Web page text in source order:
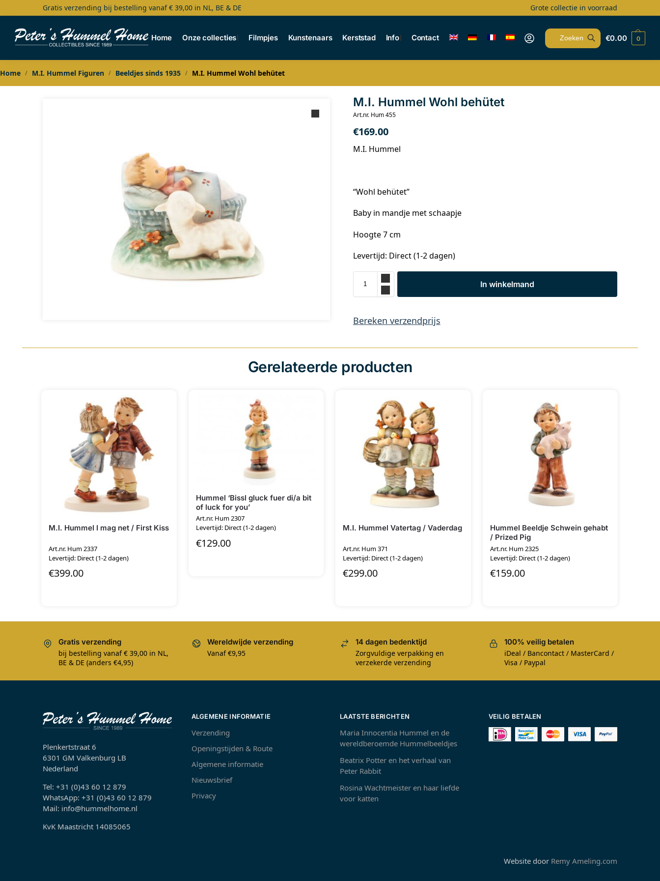
Gratis verzending bij bestelling vanaf € 39,00 in NL, BE & DE Grote collectie in voorraad
Home Onze collecties Filmpjes Kunstenaars Kerststad Info Contact
Search
€0.00 0
Home / M.I. Hummel Figuren / Beeldjes sinds 1935 / M.I. Hummel Wohl behütet
M.I. Hummel Wohl behütet
Art.nr. Hum 455
€169.00
M.I. Hummel
“Wohl behütet”
Baby in mandje met schaapje
Hoogte 7 cm
Levertijd: Direct (1-2 dagen)
In winkelmand
Bereken verzendprijs
Gerelateerde producten
M.I. Hummel I mag net / First Kiss
Art.nr. Hum 2337
Levertijd: Direct (1-2 dagen)
€399.00
Hummel ‘Bissl gluck fuer di/a bit
of luck for you’
Art.nr. Hum 2307
Levertijd: Direct (1-2 dagen)
€129.00
M.I. Hummel Vatertag / Vaderdag
Art.nr. Hum 371
Levertijd: Direct (1-2 dagen)
€299.00
Hummel Beeldje Schwein gehabt
/ Prized Pig
Art.nr. Hum 2325
Levertijd: Direct (1-2 dagen)
€159.00
Gratis verzending
bij bestelling vanaf € 39,00 in NL,
BE & DE (anders €4,95)
Wereldwijde verzending
Vanaf €9,95
14 dagen bedenktijd
Zorgvuldige verpakking en
verzekerde verzending
100% veilig betalen
iDeal / Bancontact / MasterCard /
Visa / Paypal
Plenkertstraat 6
6301 GM Valkenburg LB
Nederland
Tel: +31 (0)43 60 12 879
WhatsApp: +31 (0)43 60 12 879
Mail: info@hummelhome.nl
KvK Maastricht 14085065
ALGEMENE INFORMATIE
Verzending
Openingstijden & Route
Algemene informatie
Nieuwsbrief
Privacy
LAATSTE BERICHTEN
Maria Innocentia Hummel en de
wereldberoemde Hummelbeeldjes
Beatrix Potter en het verhaal van
Peter Rabbit
Rosina Wachtmeister en haar liefde
voor katten
VEILIG BETALEN
Website door Remy Ameling.com